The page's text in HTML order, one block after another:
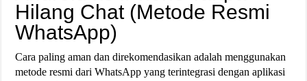
Hilang Chat (Metode Resmi
WhatsApp)
Cara paling aman dan direkomendasikan adalah menggunakan
metode resmi dari WhatsApp yang terintegrasi dengan aplikasi